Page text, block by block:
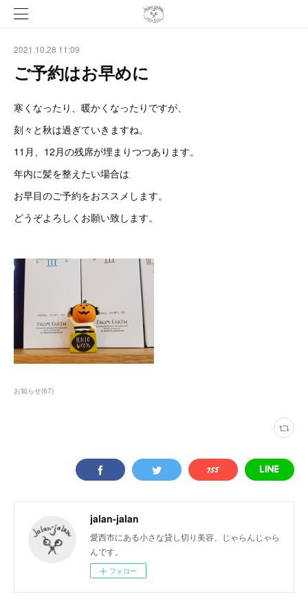
2021.10.28 11:09
ご予約はお早めに
寒くなったり、暖かくなったりですが、
刻々と秋は過ぎていきますね。
11月、12月の残席が埋まりつつあります。
年内に髪を整えたい場合は
お早目のご予約をおススメします。
どうぞよろしくお願い致します。
お知らせ(67)
jalan-jalan
愛西市にある小さな貸し切り美容、じゃらんじゃら
んです。
フォロー